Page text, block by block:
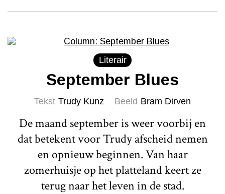
Literair
September Blues
Tekst Trudy Kunz Beeld Bram Dirven
De maand september is weer voorbij en
dat betekent voor Trudy afscheid nemen
en opnieuw beginnen. Van haar
zomerhuisje op het platteland keert ze
terug naar het leven in de stad.